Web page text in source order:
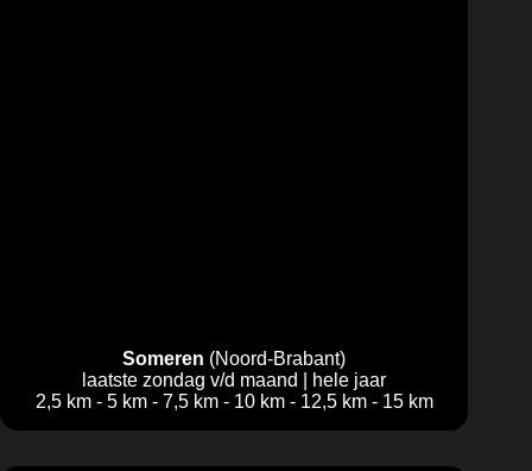
Someren (Noord-Brabant)
laatste zondag v/d maand | hele jaar
2,5 km - 5 km - 7,5 km - 10 km - 12,5 km - 15 km